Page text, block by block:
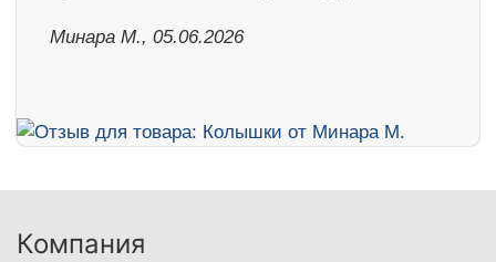
Минара М., 05.06.2026
Компания